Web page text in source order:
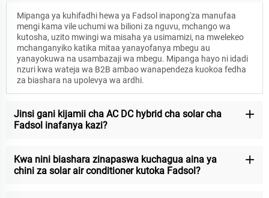
Mipanga ya kuhifadhi hewa ya Fadsol inapong'za manufaa
mengi kama vile uchumi wa bilioni za nguvu, mchango wa
kutosha, uzito mwingi wa misaha ya usimamizi, na mwelekeo
mchanganyiko katika mitaa yanayofanya mbegu au
yanayokuwa na usambazaji wa mbegu. Mipanga hayo ni idadi
nzuri kwa wateja wa B2B ambao wanapendeza kuokoa fedha
za biashara na upolevya wa ardhi.
Jinsi gani kijamii cha AC DC hybrid cha solar cha
Fadsol inafanya kazi?
Kwa nini biashara zinapaswa kuchagua aina ya
chini za solar air conditioner kutoka Fadsol?